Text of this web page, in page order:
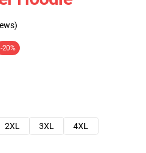
-20%
2XL 3XL
4XL